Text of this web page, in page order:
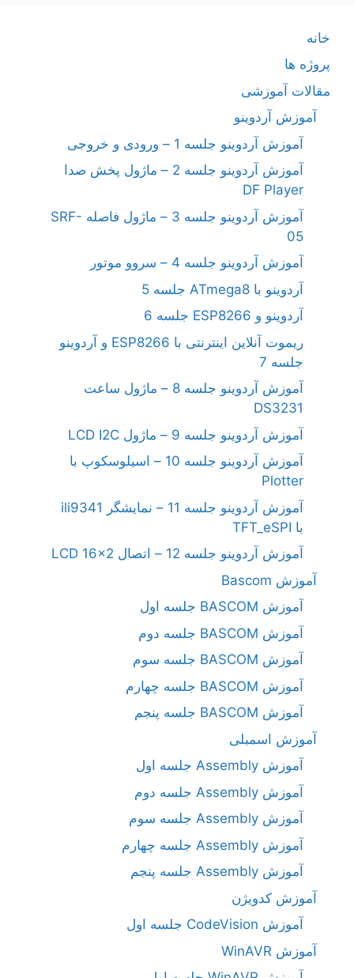
خانه
پروژه ها
مقالات آموزشی
آموزش آردوینو
آموزش آردوینو جلسه 1 – ورودی و خروجی
آموزش آردوینو جلسه 2 – ماژول پخش صدا
DF Player
آموزش آردوینو جلسه 3 – ماژول فاصله SRF-
05
آموزش آردوینو جلسه 4 – سروو موتور
آردوینو با ATmega8 جلسه 5
آردوینو و ESP8266 جلسه 6
ریموت آنلاین اینترنتی با ESP8266 و آردوینو
جلسه 7
آموزش آردوینو جلسه 8 – ماژول ساعت
DS3231
آموزش آردوینو جلسه 9 – ماژول LCD I2C
آموزش آردوینو جلسه 10 – اسیلوسکوپ با
Plotter
آموزش آردوینو جلسه 11 – نمایشگر ili9341
با TFT_eSPI
آموزش آردوینو جلسه 12 – اتصال LCD 16×2
آموزش Bascom
آموزش BASCOM جلسه اول
آموزش BASCOM جلسه دوم
آموزش BASCOM جلسه سوم
آموزش BASCOM جلسه چهارم
آموزش BASCOM جلسه پنجم
آموزش اسمبلی
آموزش Assembly جلسه اول
آموزش Assembly جلسه دوم
آموزش Assembly جلسه سوم
آموزش Assembly جلسه چهارم
آموزش Assembly جلسه پنجم
آموزش کدویژن
آموزش CodeVision جلسه اول
آموزش WinAVR